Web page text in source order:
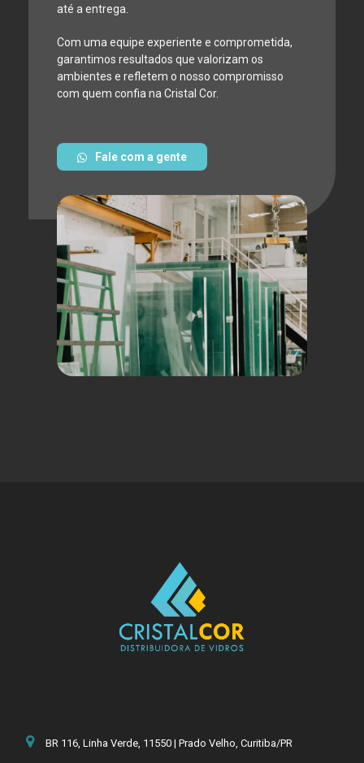
até a entrega.
Com uma equipe experiente e comprometida,
garantimos resultados que valorizam os
ambientes e refletem o nosso compromisso
com quem confia na Cristal Cor.
Fale com a gente
BR 116, Linha Verde, 11550 | Prado Velho, Curitiba/PR